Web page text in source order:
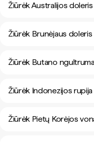
Žiūrėk Australijos
Žiūrėk Brunėjaus
Žiūrėk Butano
Žiūrėk Indonezijos
Žiūrėk Pietų Korėjos